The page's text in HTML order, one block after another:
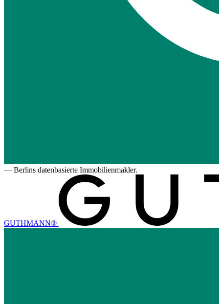
— Berlins datenbasierte Immobilienmakler.
GUTHMANN®